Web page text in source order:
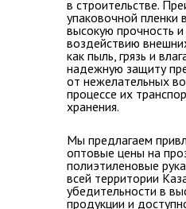
в строительстве.
упаковочной пленки
высокую прочность и
воздействию
как пыль, грязь и
надежную защиту
от нежелательных
процессе их
хранения.
Мы предлагаем
оптовые цены на
полиэтиленовые
всей территории
убедительности в
продукции и